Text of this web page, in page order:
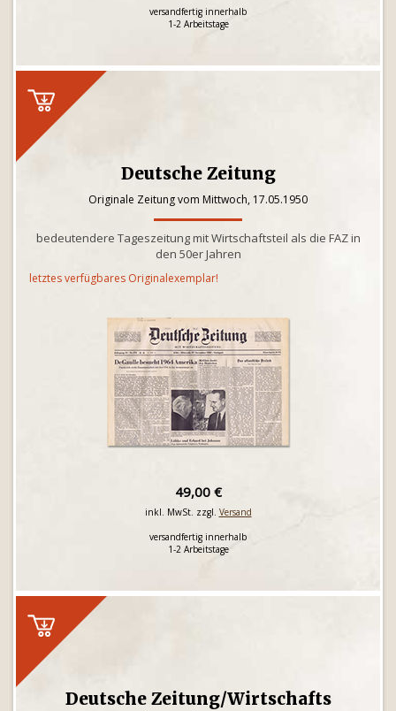
versandfertig innerhalb
1-2 Arbeitstage
Deutsche Zeitung
Originale Zeitung vom Mittwoch, 17.05.1950
bedeutendere Tageszeitung mit Wirtschaftsteil als die FAZ in
den 50er Jahren
letztes verfügbares Originalexemplar!
49,00 €
inkl. MwSt. zzgl. Versand
versandfertig innerhalb
1-2 Arbeitstage
Deutsche Zeitung/Wirtschafts